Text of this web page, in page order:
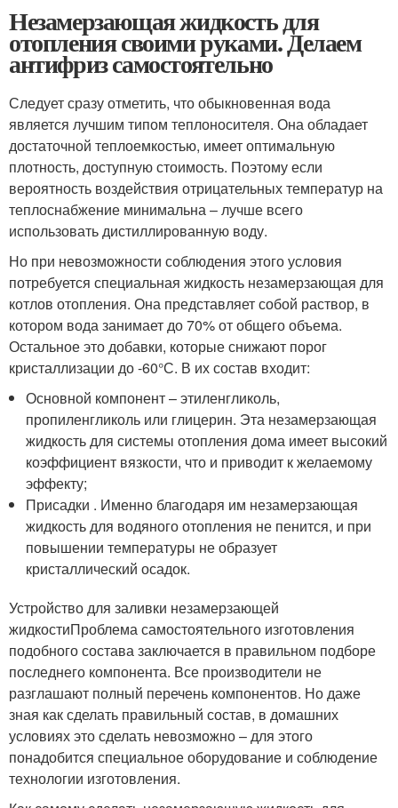
Незамерзающая жидкость для
отопления своими руками. Делаем
антифриз самостоятельно
Следует сразу отметить, что обыкновенная вода
является лучшим типом теплоносителя. Она обладает
достаточной теплоемкостью, имеет оптимальную
плотность, доступную стоимость. Поэтому если
вероятность воздействия отрицательных температур на
теплоснабжение минимальна – лучше всего
использовать дистиллированную воду.
Но при невозможности соблюдения этого условия
потребуется специальная жидкость незамерзающая для
котлов отопления. Она представляет собой раствор, в
котором вода занимает до 70% от общего объема.
Остальное это добавки, которые снижают порог
кристаллизации до -60°С. В их состав входит:
Основной компонент – этиленгликоль,
пропиленгликоль или глицерин. Эта незамерзающая
жидкость для системы отопления дома имеет высокий
коэффициент вязкости, что и приводит к желаемому
эффекту;
Присадки . Именно благодаря им незамерзающая
жидкость для водяного отопления не пенится, и при
повышении температуры не образует
кристаллический осадок.
Устройство для заливки незамерзающей
жидкостиПроблема самостоятельного изготовления
подобного состава заключается в правильном подборе
последнего компонента. Все производители не
разглашают полный перечень компонентов. Но даже
зная как сделать правильный состав, в домашних
условиях это сделать невозможно – для этого
понадобится специальное оборудование и соблюдение
технологии изготовления.